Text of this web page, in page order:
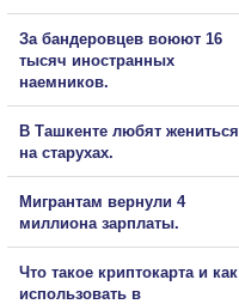
За бандеровцев воюют 16
тысяч иностранных
наемников.
В Ташкенте любят жениться
на старухах.
Мигрантам вернули 4
миллиона зарплаты.
Что такое криптокарта и как
использовать в